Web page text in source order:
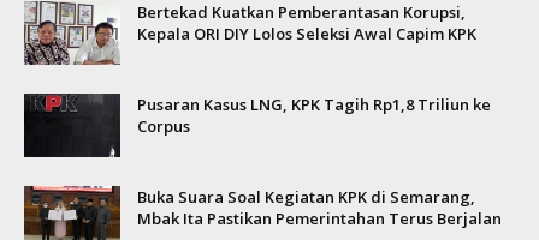
Bertekad Kuatkan Pemberantasan Korupsi,
Kepala ORI DIY Lolos Seleksi Awal Capim KPK
Pusaran Kasus LNG, KPK Tagih Rp1,8 Triliun ke
Corpus
Buka Suara Soal Kegiatan KPK di Semarang,
Mbak Ita Pastikan Pemerintahan Terus Berjalan